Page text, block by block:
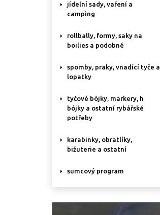
jídelní sady, vaření a
camping
rollbally, formy, saky na
boilies a podobné
spomby, praky, vnadící tyče a
lopatky
tyčové bójky, markery, h
bójky a ostatní rybářské
potřeby
karabinky, obratlíky,
bižuterie a ostatní
sumcový program